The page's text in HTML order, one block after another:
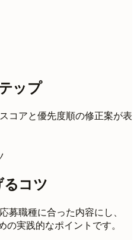
ップ
コアと優先度順の修正案が表
るコツ
募職種に合った内容にし、
実践的なポイントです。